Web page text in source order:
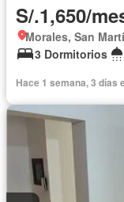
S/.1,650/
Morales, San
3 Dormitorios
Hace 1 semana, 3 días